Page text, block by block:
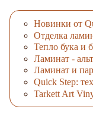
Новинки от
Отделка
Тепло бука и
Ламинат -
Ламинат и
Quick Step:
Tarkett Art